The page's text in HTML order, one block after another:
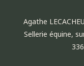
Agathe
Sellerie équine,